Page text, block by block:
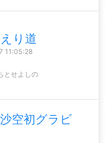
り道
11:05:28
とせよしの
空初グラビ